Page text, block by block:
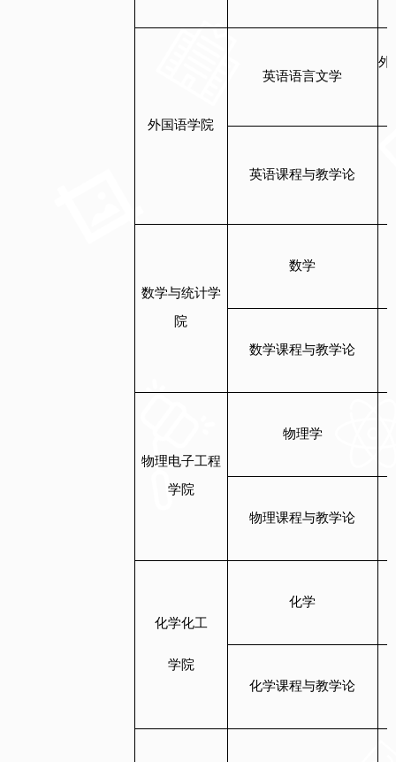
外国语学院
英语语言文学
外
英语课程与教学论
数学与统计学
院
数学
数学课程与教学论
物理电子工程
学院
物理学
物理课程与教学论
化学化工
学院
化学
化学课程与教学论